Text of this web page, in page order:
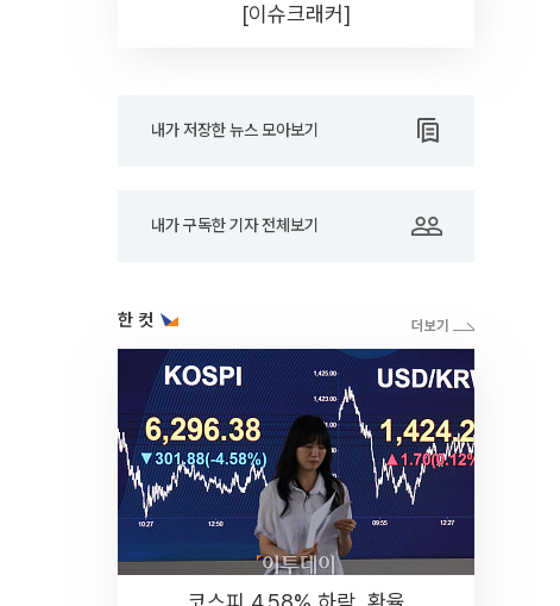
[이슈크래커]
내가 저장한 뉴스 모아보기
내가 구독한 기자 전체보기
한 컷